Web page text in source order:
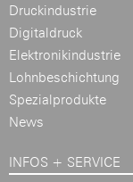
Druckindustrie
Digitaldruck
Elektronikindustrie
Lohnbeschichtung
Spezialprodukte
News
INFOS + SERVICE